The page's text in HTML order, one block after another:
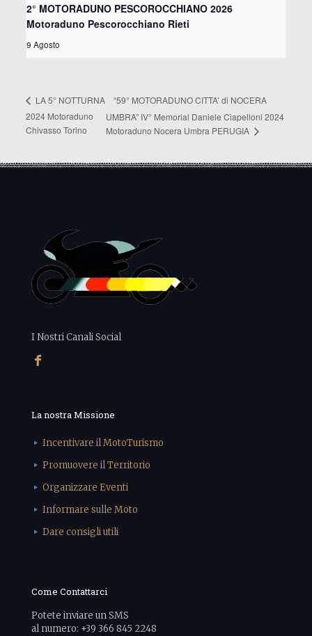
2° MOTORADUNO PESCOROCCHIANO 2026
Motoraduno Pescorocchiano Rieti
9 Agosto
LA 5° NOTTURNA
2024 Motoraduno
Chivasso Torino
“59° MOTORADUNO CITTA’ di NOCERA
UMBRA” IV° Memorial Daniele Ciapelloni 2024
Motoraduno Nocera Umbra PERUGIA
I Nostri Canali Social
La nostra Missione
Incentivare il MotoTurismo
Promuovere il Territorio
Organizzare Eventi
Informare sulle Moto
Dare consigli utili
Come Contattarci
Potete inviare un SMS
al numero: +39 366 845 2248